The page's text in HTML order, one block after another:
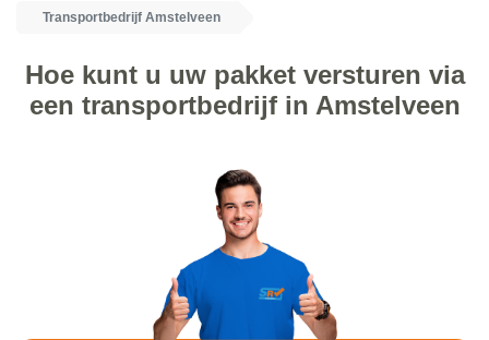
Transportbedrijf Amstelveen
Hoe kunt u uw pakket versturen via
een transportbedrijf in Amstelveen